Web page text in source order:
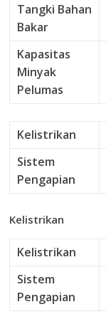
Tangki Bahan
Bakar
Kapasitas
Minyak
Pelumas
Kelistrikan
Sistem
Pengapian
Kelistrikan
Kelistrikan
Sistem
Pengapian